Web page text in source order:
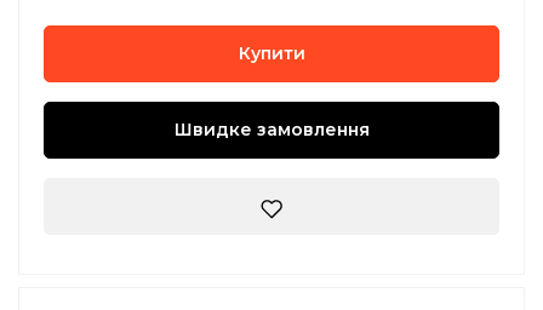
Купити
Швидке замовлення